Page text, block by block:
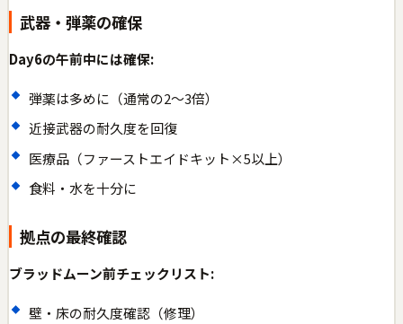
武器・弾薬の確保
Day6の午前中には確保:
弾薬は多めに（通常の2〜3倍）
近接武器の耐久度を回復
医療品（ファーストエイドキット×5以上）
食料・水を十分に
拠点の最終確認
ブラッドムーン前チェックリスト:
壁・床の耐久度確認（修理）